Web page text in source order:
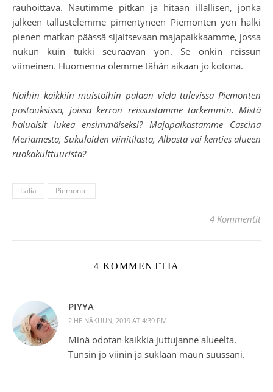
rauhoittava. Nautimme pitkän ja hitaan illallisen, jonka
jälkeen tallustelemme pimentyneen Piemonten yön halki
pienen matkan päässä sijaitsevaan majapaikkaamme, jossa
nukun kuin tukki seuraavan yön. Se onkin reissun
viimeinen. Huomenna olemme tähän aikaan jo kotona.
Näihin kaikkiin muistoihin palaan vielä tulevissa Piemonten
postauksissa, joissa kerron reissustamme tarkemmin. Mistä
haluaisit lukea ensimmäiseksi? Majapaikastamme Cascina
Meriamesta, Sukuloiden viinitilasta, Albasta vai kenties alueen
ruokakulttuurista?
Italia Piemonte
4 Kommentit
4 KOMMENTTIA
PIYYA
2 HEINÄKUUN, 2019 AT 4:39 PM
Minä odotan kaikkia juttujanne alueelta.
Tunsin jo viinin ja suklaan maun suussani.